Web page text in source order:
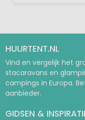
HUURTENT.NL
Vind en vergelijk het
stacaravans en
campings in Europa.
aanbieder.
GIDSEN &